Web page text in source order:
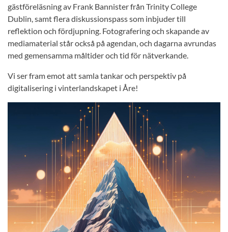
gästföreläsning av Frank Bannister från Trinity College
Dublin, samt flera diskussionspass som inbjuder till
reflektion och fördjupning. Fotografering och skapande av
mediamaterial står också på agendan, och dagarna avrundas
med gemensamma måltider och tid för nätverkande.
Vi ser fram emot att samla tankar och perspektiv på
digitalisering i vinterlandskapet i Åre!